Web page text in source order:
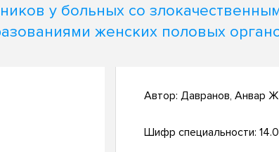
у больных со
женских половых
Автор: Давранов, Анвар
Шифр специальности: